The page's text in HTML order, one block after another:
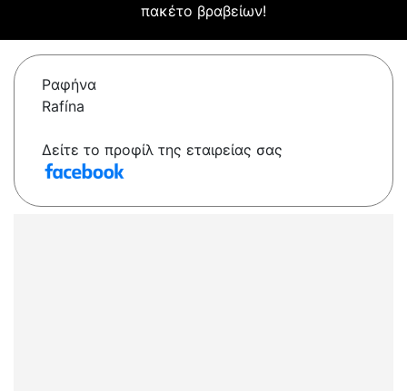
πακέτο βραβείων!
Ραφήνα
Rafína
Δείτε το προφίλ της εταιρείας σας